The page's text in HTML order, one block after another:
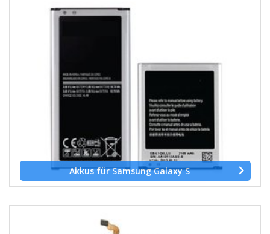
Akkus für Samsung Galaxy S